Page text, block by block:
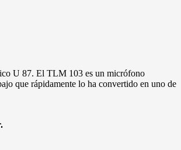
U 87. El TLM 103 es un micrófono
que rápidamente lo ha convertido en uno de